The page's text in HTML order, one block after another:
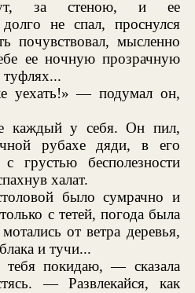
за стеною, и ее
не спал, проснулся
почувствовал, мысленно
ее ночную прозрачную
туфлях...
уехать!» — подумал он,
каждый у себя. Он пил,
рубахе дяди, в его
грустью бесполезности
халат.
было сумрачно и
с тетей, погода была
от ветра деревья,
и тучи...
покидаю, — сказала
— Развлекайся, как